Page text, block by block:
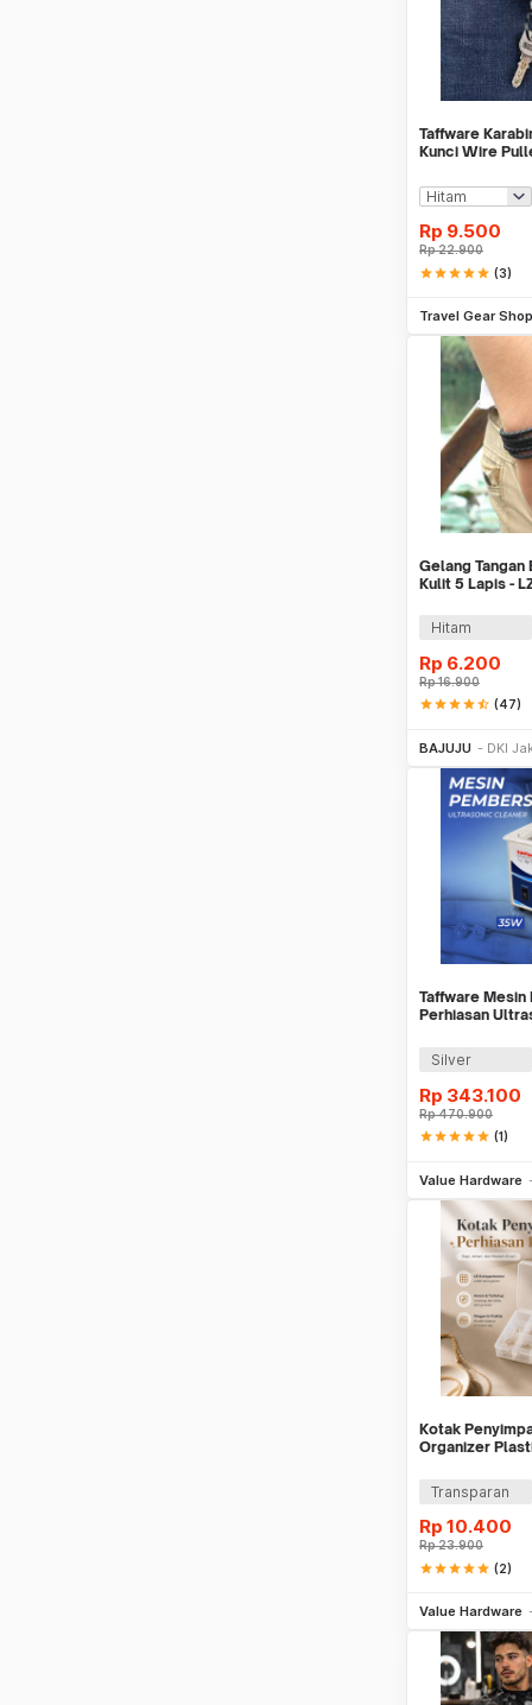
Taffware
Kunci Wire
Rp 9.500
Rp22.900
starstarstarstarstar (3)
Travel Gear Shop
Gelang Tangan
Kulit 5 Lapis -
Hitam
Rp 6.200
Rp16.900
starstarstarstarstar_half (47)
BAJUJU DKI
Taffware Mesin
Perhiasan
Silver
Rp 343.100
Rp470.900
starstarstarstarstar (1)
Value Hardware
Kotak
Organizer
Transparan
Rp 10.400
Rp23.900
starstarstarstarstar (2)
Value Hardware